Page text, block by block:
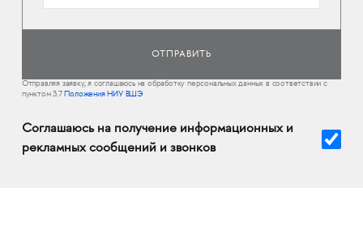
Отправляя заявку, я соглашаюсь на обработку персональных данных в соответствии с
пунктом 3.7Положения НИУ ВШЭ
Соглашаюсь на получение информационных и
рекламных сообщений и звонков